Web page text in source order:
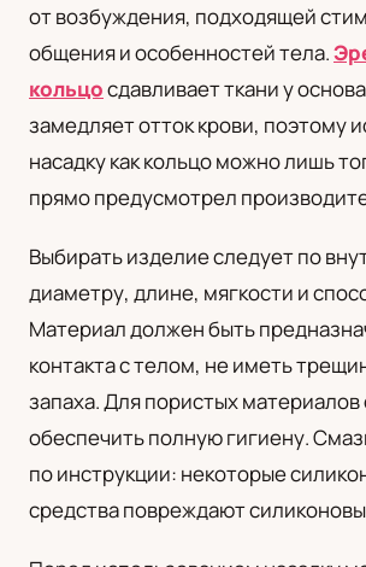
от возбуждения, подходящей
общения и особенностей тела.
кольцосдавливает ткани у
замедляет отток крови, поэтому
насадку как кольцо можно лишь
прямо предусмотрел
Выбирать изделие следует по
диаметру, длине, мягкости и
Материал должен быть
контакта с телом, не иметь
запаха. Для пористых
обеспечить полную гигиену.
по инструкции: некоторые
средства повреждают